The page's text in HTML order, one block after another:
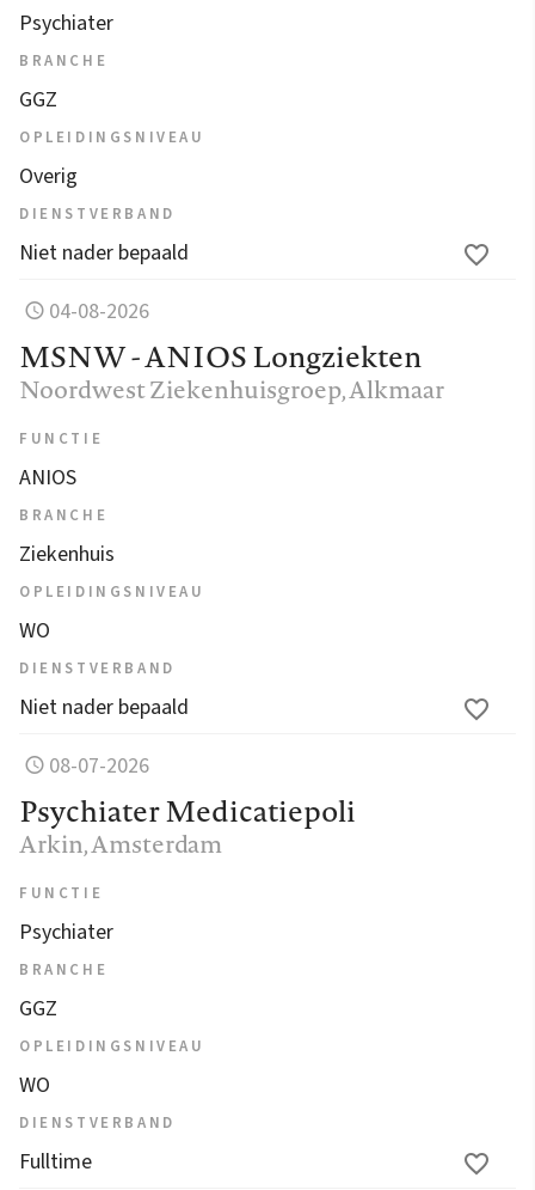
Psychiater
BRANCHE
GGZ
OPLEIDINGSNIVEAU
Overig
DIENSTVERBAND
Niet nader bepaald
04-08-2026
MSNW - ANIOS Longziekten
Noordwest Ziekenhuisgroep, Alkmaar
FUNCTIE
ANIOS
BRANCHE
Ziekenhuis
OPLEIDINGSNIVEAU
WO
DIENSTVERBAND
Niet nader bepaald
08-07-2026
Psychiater Medicatiepoli
Arkin, Amsterdam
FUNCTIE
Psychiater
BRANCHE
GGZ
OPLEIDINGSNIVEAU
WO
DIENSTVERBAND
Fulltime